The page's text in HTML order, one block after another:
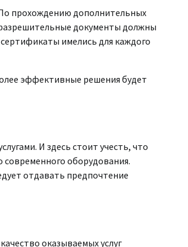
прохождению дополнительных
документы должны
имелись для каждого
эффективные решения будет
И здесь стоит учесть, что
оборудования.
отдавать предпочтение
оказываемых услуг